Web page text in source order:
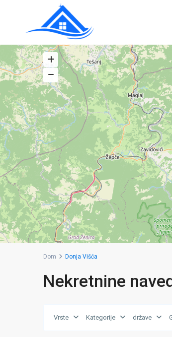
Dom Donja Višća
Nekretnine
Vrste Kategorije države
Donja